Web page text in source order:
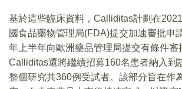
基於這些臨床資料，Calliditas計劃在
國食品藥物管理局(FDA)提交加速審批申
年上半年向歐洲藥品管理局提交有條件審
Calliditas還將繼續招募160名患者納入到
整個研究共360例受試者。該部分旨在作